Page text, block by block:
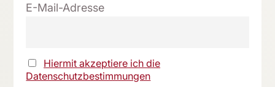
E-Mail-Adresse
Hiermit akzeptiere ich die
Datenschutzbestimmungen